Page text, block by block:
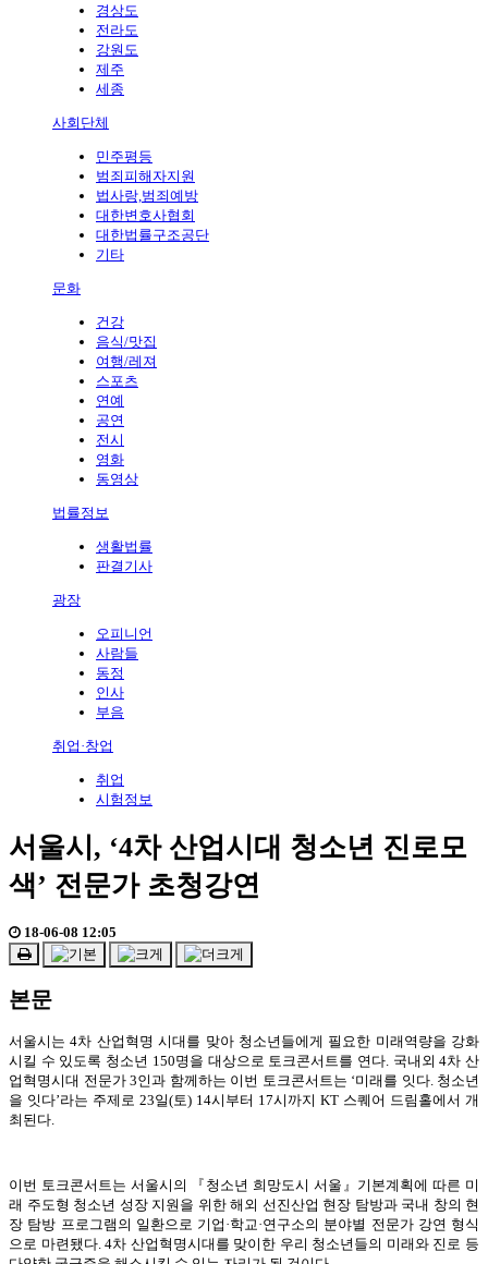
경상도
전라도
강원도
제주
세종
사회단체
민주평등
범죄피해자지원
법사랑,범죄예방
대한변호사협회
대한법률구조공단
기타
문화
건강
음식/맛집
여행/레져
스포츠
연예
공연
전시
영화
동영상
법률정보
생활법률
판결기사
광장
오피니언
사람들
동정
인사
부음
취업·창업
취업
시험정보
서울시, ‘4차 산업시대 청소년 진로모
색’ 전문가 초청강연
18-06-08 12:05
본문
서울시는 4차 산업혁명 시대를 맞아 청소년들에게 필요한 미래역량을 강화
시킬 수 있도록 청소년 150명을 대상으로 토크콘서트를 연다. 국내외 4차 산
업혁명시대 전문가 3인과 함께하는 이번 토크콘서트는 ‘미래를 잇다. 청소년
을 잇다’라는 주제로 23일(토) 14시부터 17시까지 KT 스퀘어 드림홀에서 개
최된다.
이번 토크콘서트는 서울시의 『청소년 희망도시 서울』기본계획에 따른 미
래 주도형 청소년 성장 지원을 위한 해외 선진산업 현장 탐방과 국내 창의 현
장 탐방 프로그램의 일환으로 기업·학교·연구소의 분야별 전문가 강연 형식
으로 마련됐다. 4차 산업혁명시대를 맞이한 우리 청소년들의 미래와 진로 등